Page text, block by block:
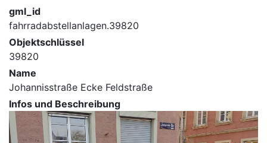
gml_id
fahrradabstellanlagen.39820
Objektschlüssel
39820
Name
Johannisstraße Ecke Feldstraße
Infos und Beschreibung